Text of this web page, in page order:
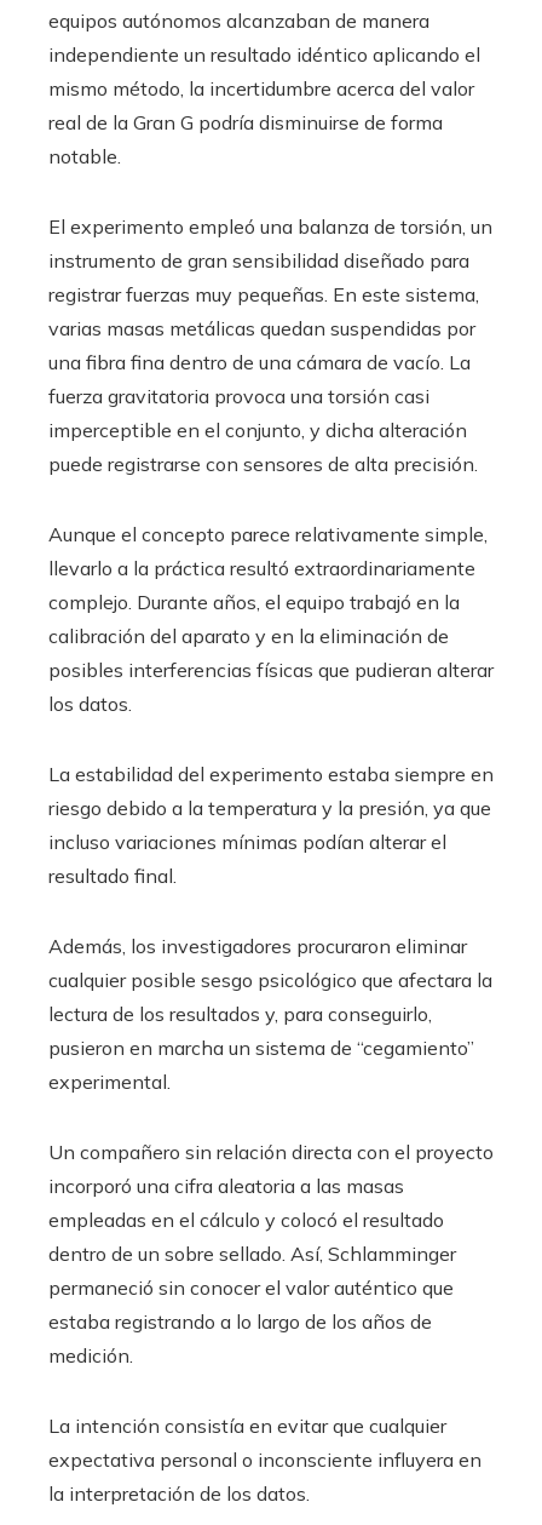
equipos autónomos alcanzaban de manera
independiente un resultado idéntico aplicando el
mismo método, la incertidumbre acerca del valor
real de la Gran G podría disminuirse de forma
notable.
El experimento empleó una balanza de torsión, un
instrumento de gran sensibilidad diseñado para
registrar fuerzas muy pequeñas. En este sistema,
varias masas metálicas quedan suspendidas por
una fibra fina dentro de una cámara de vacío. La
fuerza gravitatoria provoca una torsión casi
imperceptible en el conjunto, y dicha alteración
puede registrarse con sensores de alta precisión.
Aunque el concepto parece relativamente simple,
llevarlo a la práctica resultó extraordinariamente
complejo. Durante años, el equipo trabajó en la
calibración del aparato y en la eliminación de
posibles interferencias físicas que pudieran alterar
los datos.
La estabilidad del experimento estaba siempre en
riesgo debido a la temperatura y la presión, ya que
incluso variaciones mínimas podían alterar el
resultado final.
Además, los investigadores procuraron eliminar
cualquier posible sesgo psicológico que afectara la
lectura de los resultados y, para conseguirlo,
pusieron en marcha un sistema de “cegamiento”
experimental.
Un compañero sin relación directa con el proyecto
incorporó una cifra aleatoria a las masas
empleadas en el cálculo y colocó el resultado
dentro de un sobre sellado. Así, Schlamminger
permaneció sin conocer el valor auténtico que
estaba registrando a lo largo de los años de
medición.
La intención consistía en evitar que cualquier
expectativa personal o inconsciente influyera en
la interpretación de los datos.